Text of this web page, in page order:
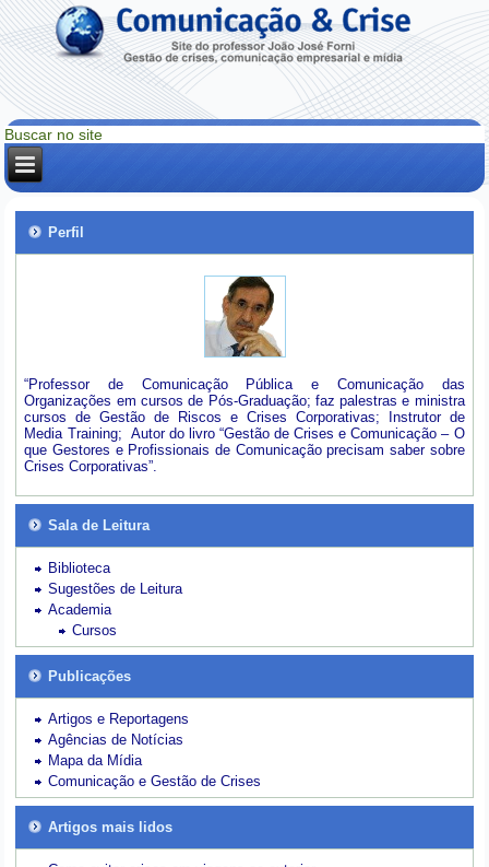
Perfil
“Professor de Comunicação Pública e Comunicação das
Organizações em cursos de Pós-Graduação; faz palestras e ministra
cursos de Gestão de Riscos e Crises Corporativas; Instrutor de
Media Training; Autor do livro “Gestão de Crises e Comunicação – O
que Gestores e Profissionais de Comunicação precisam saber sobre
Crises Corporativas”.
Sala de Leitura
Biblioteca
Sugestões de Leitura
Academia
Cursos
Publicações
Artigos e Reportagens
Agências de Notícias
Mapa da Mídia
Comunicação e Gestão de Crises
Artigos mais lidos